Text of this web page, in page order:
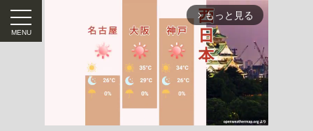
arrow_forward_ios もっと見る